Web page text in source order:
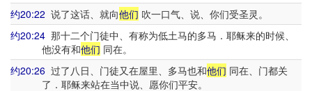
约20:22 说了这话、就向他们 吹一口气、说、你们受圣灵。
约20:24 那十二个门徒中、有称为低土马的多马．耶稣来的时候、
他没有和他们 同在。
约20:26 过了八日、门徒又在屋里、多马也和他们 同在、门都关
了．耶稣来站在当中说、愿你们平安。